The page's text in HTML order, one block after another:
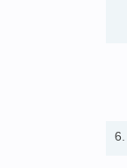
6.